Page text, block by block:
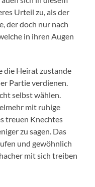
Urteil zu, als der
der doch nur nach
in ihren Augen
die Heirat zustande
Partie verdienen.
selbst wählen.
mit ruhige
treuen Knechtes
zu sagen. Das
und gewöhnlich
mit sich treiben